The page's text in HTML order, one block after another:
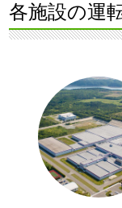
各施設の運